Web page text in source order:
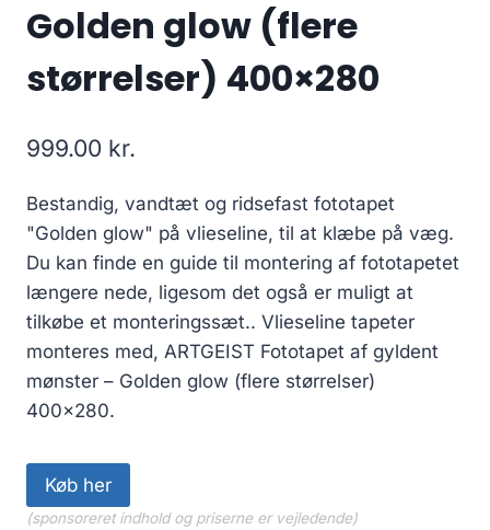
Golden glow (flere
størrelser) 400×280
999.00 kr.
Bestandig, vandtæt og ridsefast fototapet
"Golden glow" på vlieseline, til at klæbe på væg.
Du kan finde en guide til montering af fototapetet
længere nede, ligesom det også er muligt at
tilkøbe et monteringssæt.. Vlieseline tapeter
monteres med, ARTGEIST Fototapet af gyldent
mønster – Golden glow (flere størrelser)
400×280.
Køb her
(sponsoreret indhold og priserne er vejledende)